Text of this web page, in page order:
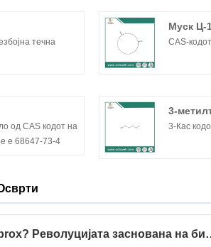
течна
Муск Ц-
CAS-
од CAS кодот на
е 68647-73-4
3-
3-Кас
Како да изберете Premium